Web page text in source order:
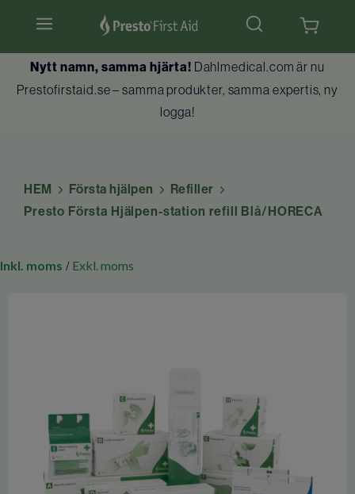
Hjärtstartare & tillbehör
Brandskydd
Kundtjänst
Nytt namn, samma hjärta! Dahlmedical.com är nu
Prestofirstaid.se – samma produkter, samma expertis, ny
logga!
HEM Första hjälpen
Refiller
Presto Första Hjälpen-station refill Blå/HORECA
Inkl. moms / Exkl. moms